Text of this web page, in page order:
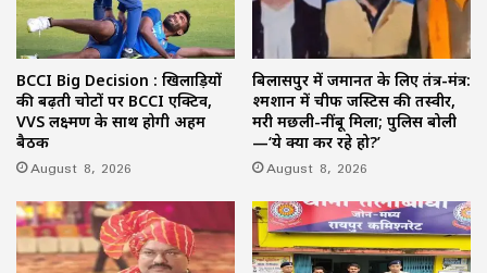
BCCI Big Decision : खिलाड़ियों
की बढ़ती चोटों पर BCCI एक्टिव,
VVS लक्ष्मण के साथ होगी अहम
बैठक
August 8, 2026
बिलासपुर में जमानत के लिए तंत्र-मंत्र:
श्मशान में चीफ जस्टिस की तस्वीर,
मरी मछली-नींबू मिला; पुलिस बोली
—‘ये क्या कर रहे हो?’
August 8, 2026